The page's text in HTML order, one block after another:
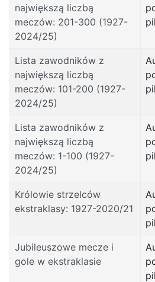
największą liczbą
meczów: 201-300 (1927-
2024/25)
Lista zawodników z
największą liczbą
meczów: 101-200 (1927-
2024/25)
Lista zawodników z
największą liczbą
meczów: 1-100 (1927-
2024/25)
Królowie strzelców
ekstraklasy: 1927-2020/21
Jubileuszowe mecze i
gole w ekstraklasie